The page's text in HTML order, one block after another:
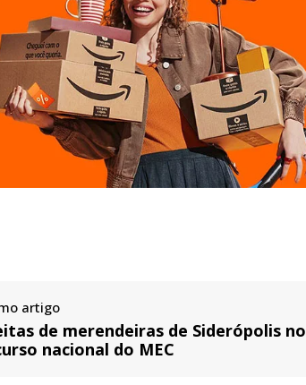
artigo
de merendeiras de Siderópolis no
nacional do MEC